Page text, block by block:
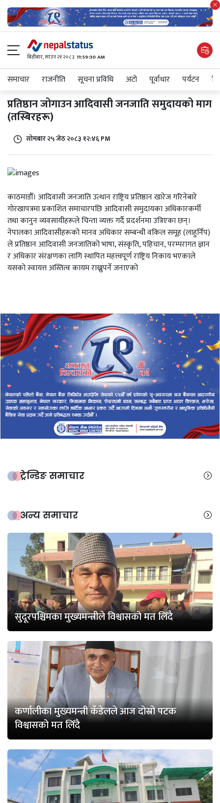
बिहीबार, साउन २१ २०८३ 11:59:30 AM
समाचार राजनीति सूचना प्रविधि अटाे पूर्वाधार पर्यटन
प्रतिष्ठान जोगाउन आदिवासी जनजाति समुदायको माग
(तस्बिरहरू)
सोमबार २५ जेठ २०८३ १२:४६ PM
काठमाडौँ। आदिवासी जनजाति उत्थान राष्ट्रिय प्रतिष्ठान खारेज गरिनेबारे
गोरखापत्रमा प्रकाशित समाचारपछि आदिवासी समुदायका अधिकारकर्मी
तथा कानुन व्यवसायीहरूले चिन्ता व्यक्त गर्दै प्रदर्शनमा उत्रिएका छन्।
नेपालका आदिवासीहरूको मानव अधिकार सम्बन्धी वकिल समूह (लाहुर्निप)
ले प्रतिष्ठान आदिवासी जनजातिको भाषा, संस्कृति, पहिचान, परम्परागत ज्ञान
र अधिकार संरक्षणका लागि स्थापित महत्त्वपूर्ण राष्ट्रिय निकाय भएकाले
यसको स्वायत्त अस्तित्व कायम राख्नुपर्ने जनाएको
ट्रेन्डिङ समाचार
अन्य समाचार
सुदूरपश्चिमका मुख्यमन्त्रीले विश्वासको मत लिँदै
कर्णालीका मुख्यमन्त्री कँडेलले आज दोस्रो पटक
विश्वासको मत लिँदै